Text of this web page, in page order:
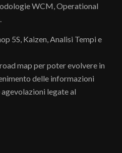
WCM, Operational
5S, Kaizen, Analisi Tempi e
map per poter evolvere in
delle informazioni
legate al